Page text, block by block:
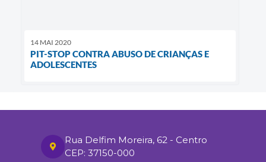
14 MAI 2020
PIT-STOP CONTRA ABUSO DE CRIANÇAS E
ADOLESCENTES
Rua Delfim Moreira, 62 - Centro
CEP: 37150-000